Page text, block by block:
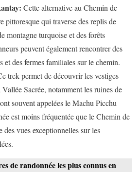
Cette alternative au Chemin de
pittoresque qui traverse des replis de
montagne turquoise et des forêts
peuvent également rencontrer des
et des fermes familiales sur le chemin.
trek permet de découvrir les vestiges
Sacrée, notamment les ruines de
souvent appelées le Machu Picchu
est moins fréquentée que le Chemin de
des vues exceptionnelles sur les
de randonnée les plus connus en